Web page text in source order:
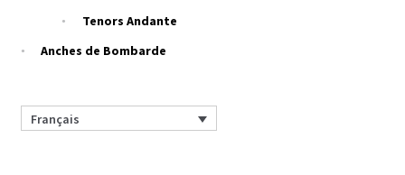
Tenors Andante
Anches de Bombarde
Français